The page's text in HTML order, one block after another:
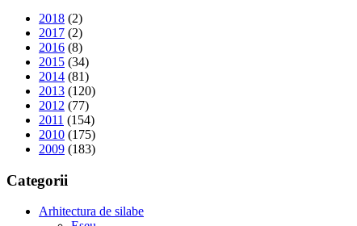
2018 (2)
2017 (2)
2016 (8)
2015 (34)
2014 (81)
2013 (120)
2012 (77)
2011 (154)
2010 (175)
2009 (183)
Categorii
Arhitectura de silabe